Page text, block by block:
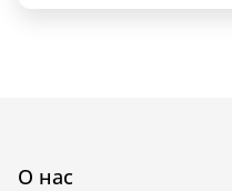
О нас